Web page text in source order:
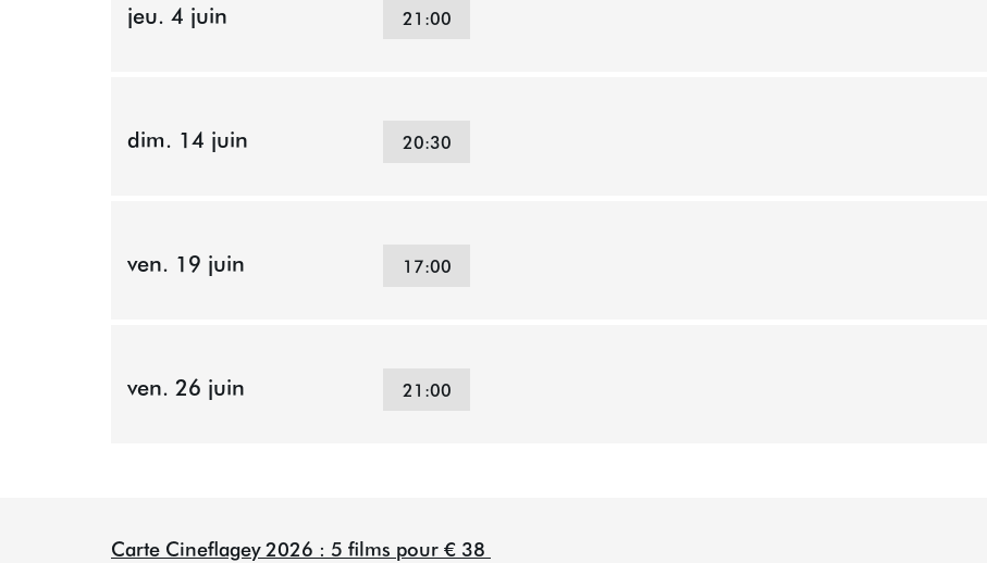
jeu. 4 juin 21:00
dim. 14 juin 20:30
ven. 19 juin 17:00
ven. 26 juin 21:00
Carte Cineflagey 2026 : 5 films pour € 38